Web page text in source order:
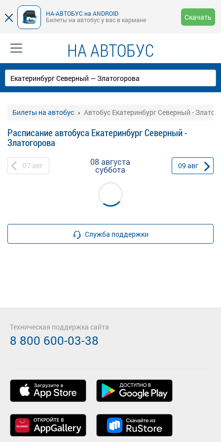
НА-АВТОБУС на ANDROID
Билеты на автобус у вас в кармане
Скачать
НА АВТОБУС
Билеты на автобус Автобус Екатеринбург Северный -
Расписание автобуса Екатеринбург Северный -
Златогорова
07 авг 08 августа
суббота 09 авг
Служба поддержки
Техническая поддержка сайта
8 800 600-03-38